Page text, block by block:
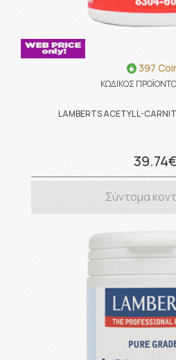
397
ΚΩΔΙΚΟΣ
LAMBERTS ACETYL L-
39.74€
Σύντομα